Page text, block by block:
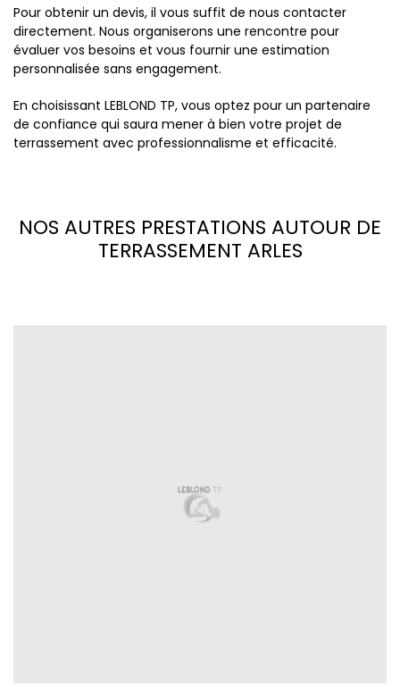
Pour obtenir un devis, il vous suffit de nous contacter
directement. Nous organiserons une rencontre pour
évaluer vos besoins et vous fournir une estimation
personnalisée sans engagement.
En choisissant LEBLOND TP, vous optez pour un partenaire
de confiance qui saura mener à bien votre projet de
terrassement avec professionnalisme et efficacité.
NOS AUTRES PRESTATIONS AUTOUR DE
TERRASSEMENT ARLES